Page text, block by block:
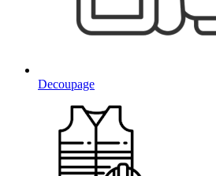
Decoupage